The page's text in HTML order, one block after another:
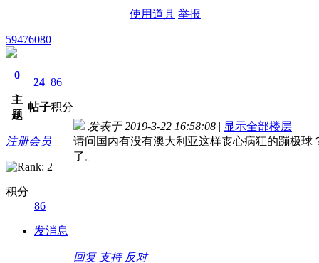
使用道具 举报
59476080
0
主
题
24
帖子
86
积分
注册会员
积分
86
发消息
发表于 2019-3-22 16:58:08 | 显示全部楼层
请问国内有没有澳大利亚这样丧心病狂的蹦极球
了。
回复 支持 反对